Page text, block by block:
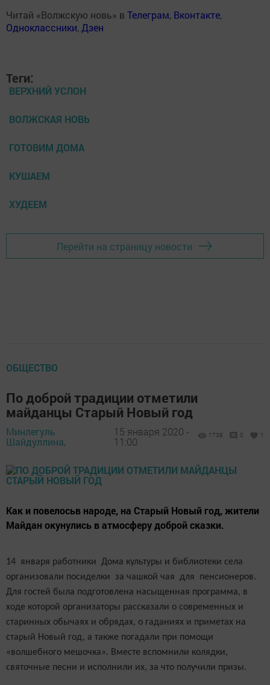
Читай «Волжскую новь» в Телеграм, Вконтакте,
Одноклассники, Дзен
Теги:
ВЕРХНИЙ УСЛОН
ВОЛЖСКАЯ НОВЬ
ГОТОВИМ ДОМА
КУШАЕМ
ХУДЕЕМ
Перейти на страницу новости
ОБЩЕСТВО
По доброй традиции отметили
майданцы Старый Новый год
Минлегуль
Шайдуллина,
15 января 2020 -
11:00
1738 0 1
Как и повелосьв народе, на Старый Новый год, жители
Майдан окунулись в атмосферу доброй сказки.
14 января работники Дома культуры и библиотеки села
организовали посиделки за чашкой чая для пенсионеров.
Для гостей была подготовлена насыщенная программа, в
ходе которой организаторы рассказали о современных и
старинных обычаях и обрядах, о гаданиях и приметах на
старый Новый год, а также погадали при помощи
«волшебного мешочка». Вместе вспомнили колядки,
святочные песни и исполнили их, за что получили призы.